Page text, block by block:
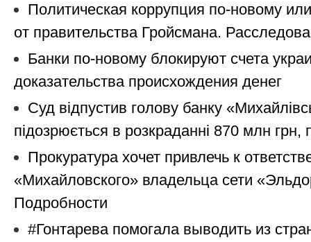
Политическая коррупция по-новому
от правительства Гройсмана.
Банки по-новому блокируют счета
доказательства происхождения денег
Суд відпустив голову банку
підозрюється в розкраданні 870 млн
Прокуратура хочет привлечь к
«Михайловского» владельца сети
Подробности
#Гонтарева помогала выводить из